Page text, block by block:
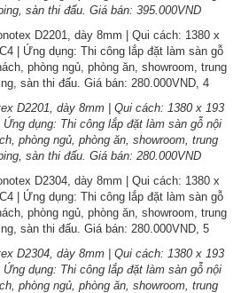
sàn thi đấu. Giá bán: 395.000VND
D2201, dày 8mm | Qui cách: 1380 x 193
dụng: Thi công lắp đặt làm sàn gỗ nội
phòng ngủ, phòng ăn, showroom, trung
sàn thi đấu. Giá bán: 280.000VND
D2304, dày 8mm | Qui cách: 1380 x 193
dụng: Thi công lắp đặt làm sàn gỗ nội
phòng ngủ, phòng ăn, showroom, trung